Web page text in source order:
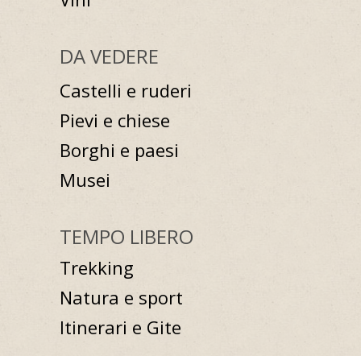
DA VEDERE
Castelli e ruderi
Pievi e chiese
Borghi e paesi
Musei
TEMPO LIBERO
Trekking
Natura e sport
Itinerari e Gite